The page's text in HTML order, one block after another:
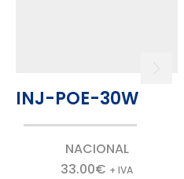
INJ-POE-30W
NACIONAL
33.00€ + IVA